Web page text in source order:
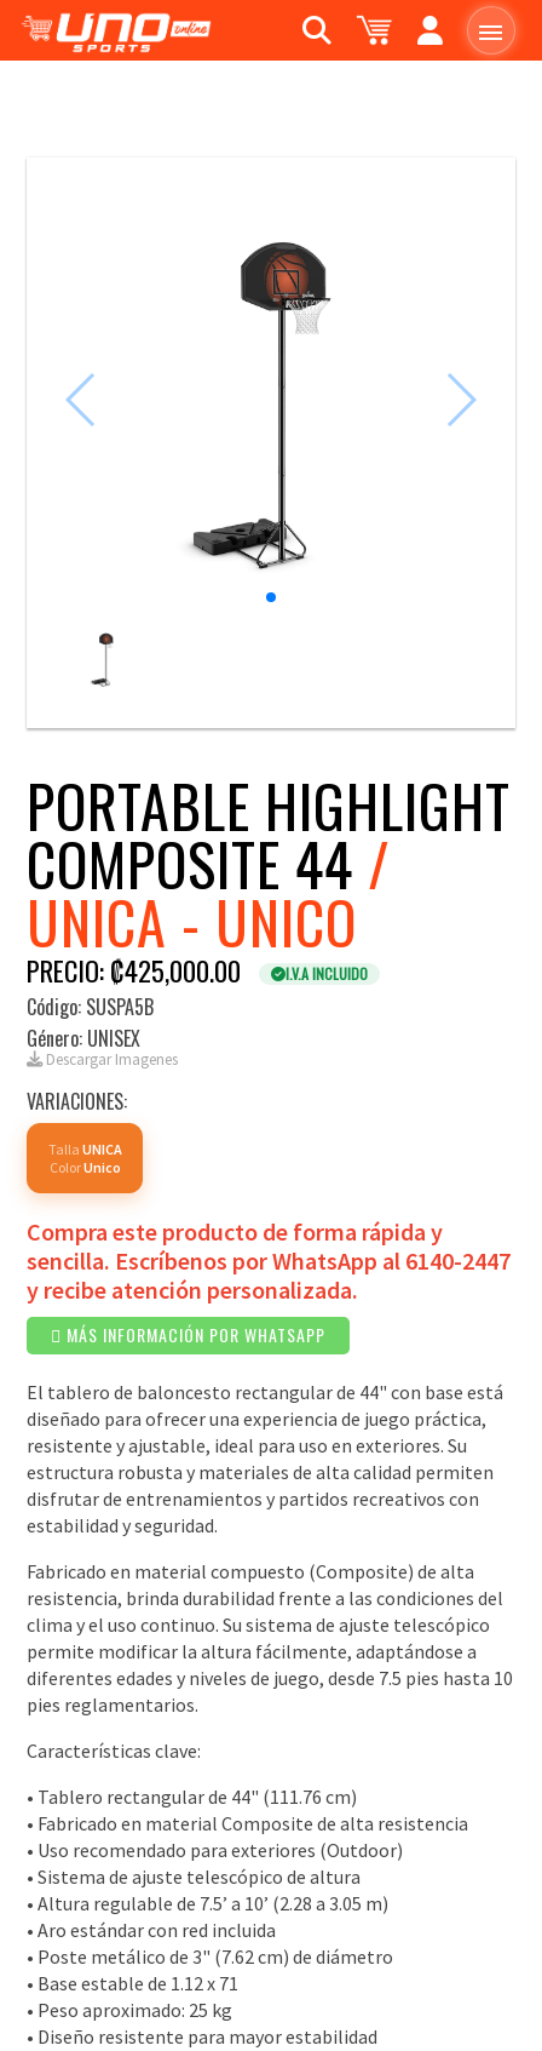
PORTABLE HIGHLIGHT
COMPOSITE 44/
UNICA - UNICO
PRECIO: ₡425,000.00 I.V.A INCLUIDO
Código: SUSPA5B
Género: UNISEX
Descargar Imagenes
VARIACIONES:
Talla UNICA
ColorUnico
Compra este producto de forma rápida y
sencilla. Escríbenos por WhatsApp al 6140-2447
y recibe atención personalizada.
MÁS INFORMACIÓN POR WHATSAPP
El tablero de baloncesto rectangular de 44" con base está
diseñado para ofrecer una experiencia de juego práctica,
resistente y ajustable, ideal para uso en exteriores. Su
estructura robusta y materiales de alta calidad permiten
disfrutar de entrenamientos y partidos recreativos con
estabilidad y seguridad.
Fabricado en material compuesto (Composite) de alta
resistencia, brinda durabilidad frente a las condiciones del
clima y el uso continuo. Su sistema de ajuste telescópico
permite modificar la altura fácilmente, adaptándose a
diferentes edades y niveles de juego, desde 7.5 pies hasta 10
pies reglamentarios.
Características clave:
• Tablero rectangular de 44" (111.76 cm)
• Fabricado en material Composite de alta resistencia
• Uso recomendado para exteriores (Outdoor)
• Sistema de ajuste telescópico de altura
• Altura regulable de 7.5’ a 10’ (2.28 a 3.05 m)
• Aro estándar con red incluida
• Poste metálico de 3" (7.62 cm) de diámetro
• Base estable de 1.12 x 71
• Peso aproximado: 25 kg
• Diseño resistente para mayor estabilidad